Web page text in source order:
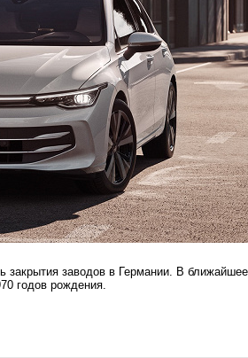
заводов в Германии. В
годов рождения.